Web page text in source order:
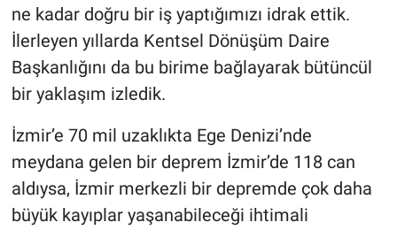
ne kadar doğru bir iş yaptığımızı idrak ettik.
İlerleyen yıllarda Kentsel Dönüşüm Daire
Başkanlığını da bu birime bağlayarak bütüncül
bir yaklaşım izledik.
İzmir’e 70 mil uzaklıkta Ege Denizi’nde
meydana gelen bir deprem İzmir’de 118 can
aldıysa, İzmir merkezli bir depremde çok daha
büyük kayıplar yaşanabileceği ihtimali